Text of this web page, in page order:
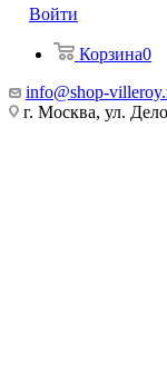
Войти
Корзина0
info@shop-
г. Москва, ул.